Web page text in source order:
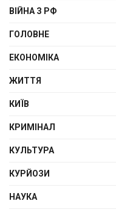
ВІЙНА З РФ
ГОЛОВНЕ
ЕКОНОМІКА
ЖИТТЯ
КИЇВ
КРИМІНАЛ
КУЛЬТУРА
КУРЙОЗИ
НАУКА